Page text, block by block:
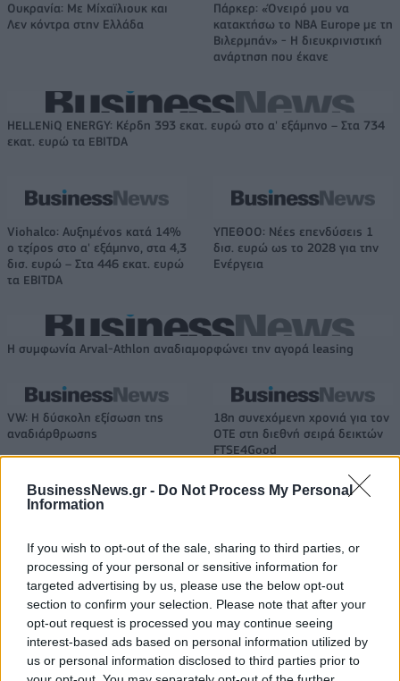
BusinessNews.gr - Do Not Process My Personal
Information
If you wish to opt-out of the sale, sharing to third parties, or
processing of your personal or sensitive information for
targeted advertising by us, please use the below opt-out
section to confirm your selection. Please note that after your
opt-out request is processed you may continue seeing
interest-based ads based on personal information utilized by
us or personal information disclosed to third parties prior to
Ουκρανία: Με Μίχαϊλιουκ και
Λεν κόντρα στην Ελλάδα
Πάρκερ: «Όνειρό μου να
κατακτήσω το ΝΒΑ Europe με τη
Βιλερμπάν» - Η διευκρινιστική
ανάρτηση που έκανε
HELLENiQ ENERGY: Κέρδη 393 εκατ. ευρώ στο α' εξάμηνο – Στα 734
εκατ. ευρώ τα EBITDA
Viohalco: Αυξημένος κατά 14%
ο τζίρος στο α' εξάμηνο, στα 4,3
δισ. ευρώ – Στα 446 εκατ. ευρώ
τα EBITDA
ΥΠΕΘΟΟ: Νέες επενδύσεις 1
δισ. ευρώ ως το 2028 για την
Ενέργεια
Η συμφωνία Arval-Athlon αναδιαμορφώνει την αγορά leasing
VW: Η δύσκολη εξίσωση της
αναδιάρθρωσης
18η συνεχόμενη χρονιά για τον
ΟΤΕ στη διεθνή σειρά δεικτών
FTSE4Good
ESG Report 2025: Πώς η ΑΒ Βασιλόπουλος μετατρέπει τη
βιωσιμότητα σε καθημερινή πράξη